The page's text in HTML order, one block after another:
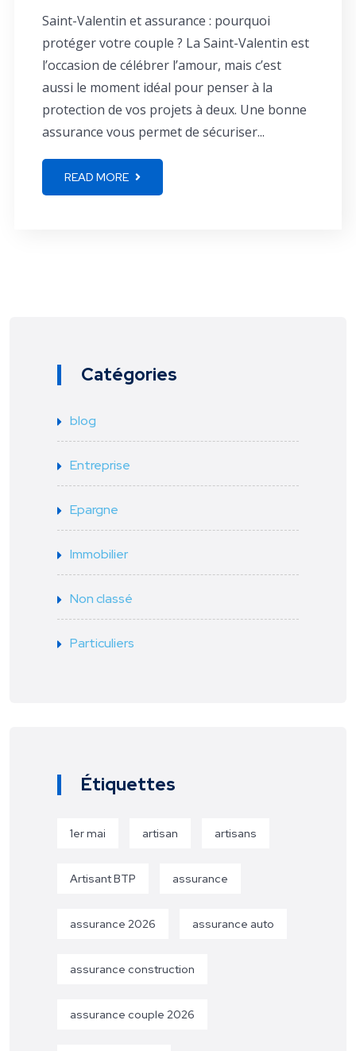
Saint-Valentin et assurance : pourquoi
protéger votre couple ? La Saint-Valentin est
l’occasion de célébrer l’amour, mais c’est
aussi le moment idéal pour penser à la
protection de vos projets à deux. Une bonne
assurance vous permet de sécuriser...
READ MORE
Catégories
blog
Entreprise
Epargne
Immobilier
Non classé
Particuliers
Étiquettes
1er mai artisan artisans
Artisant BTP assurance
assurance 2026 assurance auto
assurance construction
assurance couple 2026